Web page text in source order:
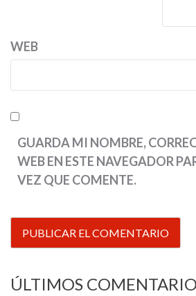
WEB
GUARDA MI NOMBRE,
WEB EN ESTE NAVEGADOR
VEZ QUE COMENTE.
ÚLTIMOS